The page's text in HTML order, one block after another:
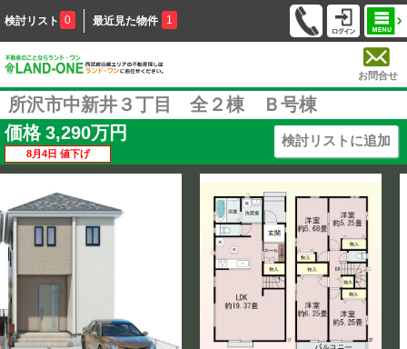
検討リスト 0 最近見た物件 1
お問合せ
所沢市中新井３丁目 全２棟 Ｂ号棟
価格 3,290万円
8月4日 値下げ
検討リストに追加